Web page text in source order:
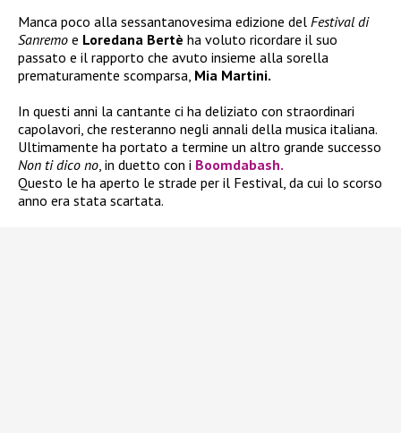
Manca poco alla sessantanovesima edizione del Festival di
Sanremo e Loredana Bertè ha voluto ricordare il suo
passato e il rapporto che avuto insieme alla sorella
prematuramente scomparsa, Mia Martini.
In questi anni la cantante ci ha deliziato con straordinari
capolavori, che resteranno negli annali della musica italiana.
Ultimamente ha portato a termine un altro grande successo
Non ti dico no, in duetto con i Boomdabash.
Questo le ha aperto le strade per il Festival, da cui lo scorso
anno era stata scartata.